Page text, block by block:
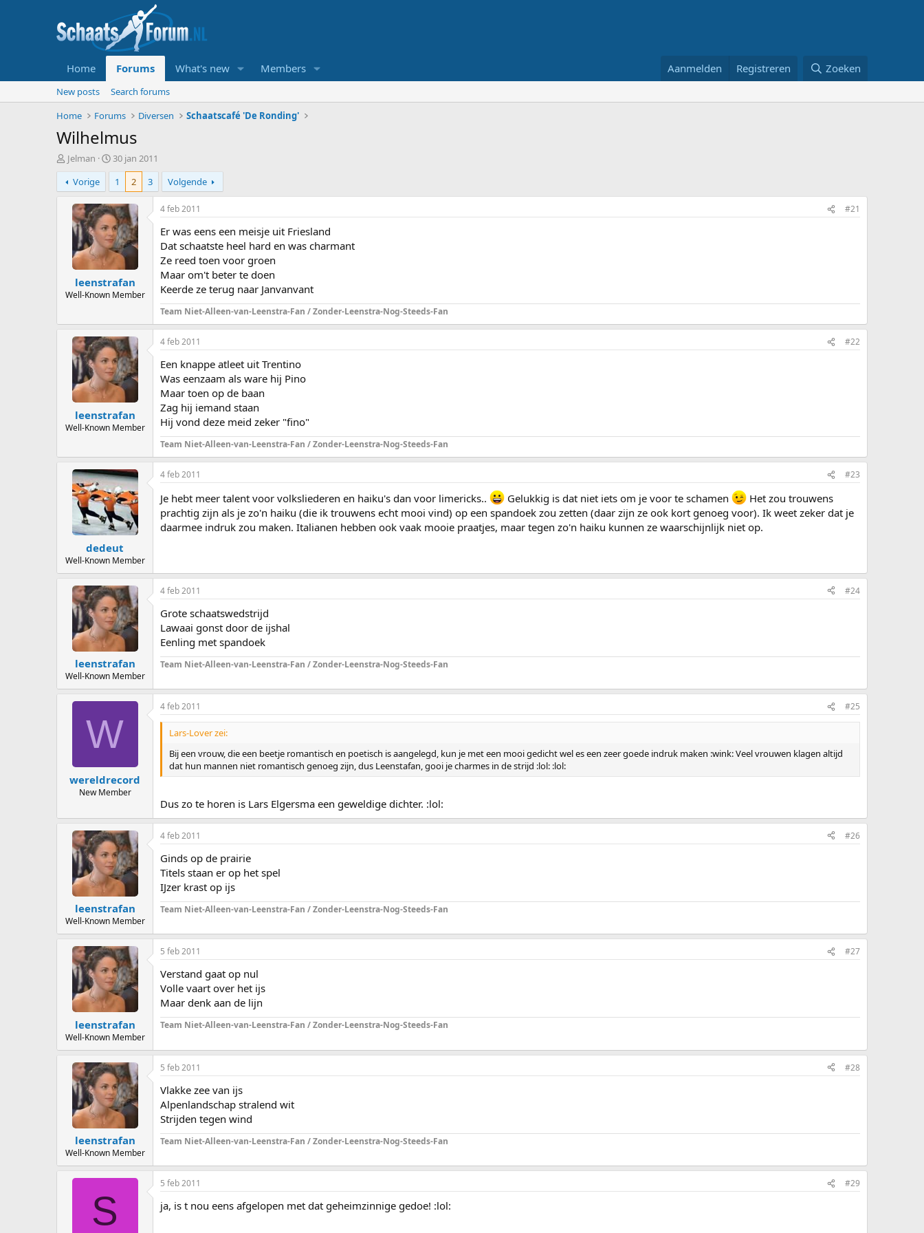
Home Forums What's new Members Aanmelden Registreren Zoeken
New posts
Search forums
Home
Forums Diversen Schaatscafé 'De Ronding'
Wilhelmus
T
o
p
i
r
Jelman
S
t
a
r
t
d
a
t
u
m
30 jan 2011
Vorige
1 2 3 Volgende
leenstrafan
Well-Known Member
4 feb 2011 #21
Er was eens een meisje uit Friesland
Dat schaatste heel hard en was charmant
Ze reed toen voor groen
Maar om't beter te doen
Keerde ze terug naar Janvanvant
Team Niet-Alleen-van-Leenstra-Fan / Zonder-Leenstra-Nog-Steeds-Fan
leenstrafan
Well-Known Member
4 feb 2011 #22
Een knappe atleet uit Trentino
Was eenzaam als ware hij Pino
Maar toen op de baan
Zag hij iemand staan
Hij vond deze meid zeker "fino"
Team Niet-Alleen-van-Leenstra-Fan / Zonder-Leenstra-Nog-Steeds-Fan
dedeut
Well-Known Member
4 feb 2011 #23
Je hebt meer talent voor volksliederen en haiku's dan voor limericks.. Gelukkig is dat niet iets om je voor te schamen
Het zou trouwens
prachtig zijn als je zo'n haiku (die ik trouwens echt mooi vind) op een spandoek zou zetten (daar zijn ze ook kort genoeg voor). Ik weet zeker dat je
daarmee indruk zou maken. Italianen hebben ook vaak mooie praatjes, maar tegen zo'n haiku kunnen ze waarschijnlijk niet op.
leenstrafan
Well-Known Member
4 feb 2011 #24
Grote schaatswedstrijd
Lawaai gonst door de ijshal
Eenling met spandoek
Team Niet-Alleen-van-Leenstra-Fan / Zonder-Leenstra-Nog-Steeds-Fan
W
wereldrecord
New Member
4 feb 2011 #25
Lars-Lover zei:
Bij een vrouw, die een beetje romantisch en poetisch is aangelegd, kun je met een mooi gedicht wel es een zeer goede indruk maken :wink: Veel vrouwen klagen altijd
dat hun mannen niet romantisch genoeg zijn, dus Leenstafan, gooi je charmes in de strijd :lol: :lol:
Dus zo te horen is Lars Elgersma een geweldige dichter. :lol:
leenstrafan
Well-Known Member
4 feb 2011 #26
Ginds op de prairie
Titels staan er op het spel
IJzer krast op ijs
Team Niet-Alleen-van-Leenstra-Fan / Zonder-Leenstra-Nog-Steeds-Fan
leenstrafan
Well-Known Member
5 feb 2011 #27
Verstand gaat op nul
Volle vaart over het ijs
Maar denk aan de lijn
Team Niet-Alleen-van-Leenstra-Fan / Zonder-Leenstra-Nog-Steeds-Fan
leenstrafan
Well-Known Member
5 feb 2011 #28
Vlakke zee van ijs
Alpenlandschap stralend wit
Strijden tegen wind
Team Niet-Alleen-van-Leenstra-Fan / Zonder-Leenstra-Nog-Steeds-Fan
S
5 feb 2011 #29
ja, is t nou eens afgelopen met dat geheimzinnige gedoe! :lol: